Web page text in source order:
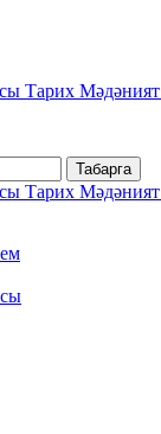
Тарих Мәдәният
Табарга
Тарих Мәдәният